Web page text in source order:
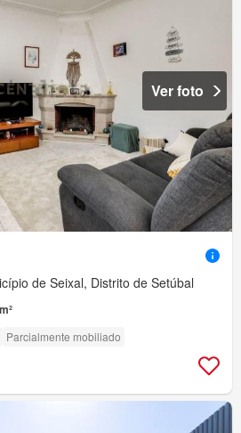
Ver foto
de Seixal, Distrito de Setúbal
Parcialmente mobiliado